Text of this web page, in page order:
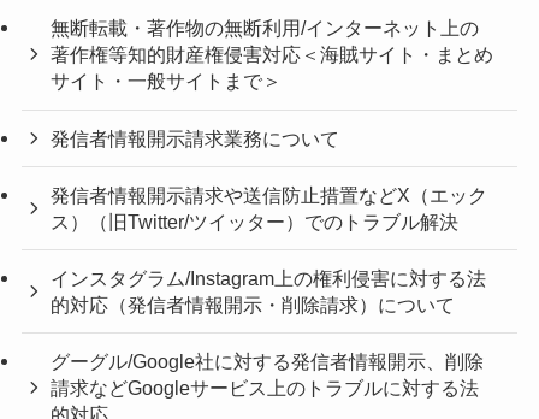
無断転載・著作物の無断利用/インターネット上の
著作権等知的財産権侵害対応＜海賊サイト・まとめ
サイト・一般サイトまで＞
発信者情報開示請求業務について
発信者情報開示請求や送信防止措置などX（エック
ス）（旧Twitter/ツイッター）でのトラブル解決
インスタグラム/Instagram上の権利侵害に対する法
的対応（発信者情報開示・削除請求）について
グーグル/Google社に対する発信者情報開示、削除
請求などGoogleサービス上のトラブルに対する法
的対応